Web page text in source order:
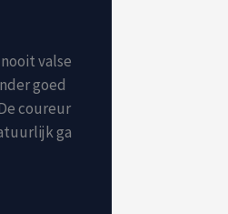
valse
goed
coureur
ga